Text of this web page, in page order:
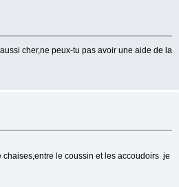
cher,ne peux-tu pas avoir une aide de la
le coussin et les accoudoirs je